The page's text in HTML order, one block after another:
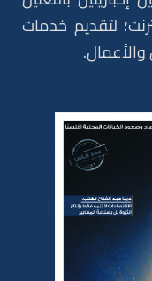
لتقديم خدمات
والأعمال.